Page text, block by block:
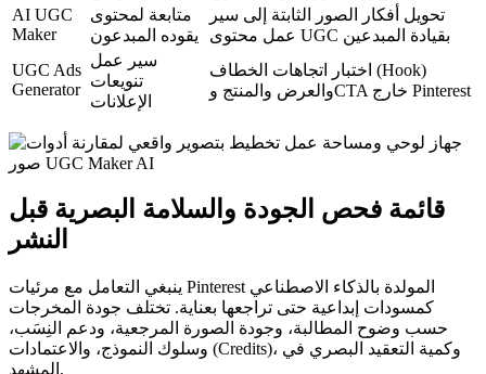
AI UGC
Maker
متابعة لمحتوى
يقوده المبدعون
تحويل أفكار الصور الثابتة إلى سير
عمل محتوى UGC بقيادة المبدعين
UGC Ads
Generator
سير عمل
تنويعات
الإعلانات
اختبار اتجاهات الخطاف (Hook)
والعرض والمنتج وCTA خارج Pinterest
قائمة فحص الجودة والسلامة البصرية قبل
النشر
ينبغي التعامل مع مرئيات Pinterest المولدة بالذكاء الاصطناعي
كمسودات إبداعية حتى تراجعها بعناية. تختلف جودة المخرجات
حسب وضوح المطالبة، وجودة الصورة المرجعية، ودعم النِسَب،
وسلوك النموذج، والاعتمادات (Credits)، وكمية التعقيد البصري في
المشهد.